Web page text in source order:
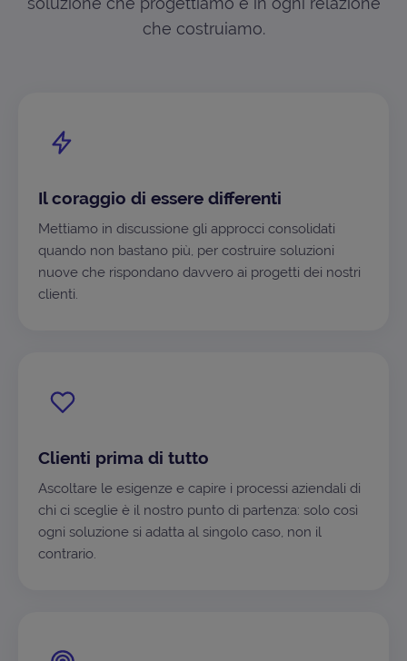
che costruiamo.
Il coraggio di essere differenti
Mettiamo in discussione gli approcci consolidati
quando non bastano più, per costruire soluzioni
nuove che rispondano davvero ai progetti dei nostri
clienti.
Clienti prima di tutto
Ascoltare le esigenze e capire i processi aziendali di
chi ci sceglie è il nostro punto di partenza: solo così
ogni soluzione si adatta al singolo caso, non il
contrario.